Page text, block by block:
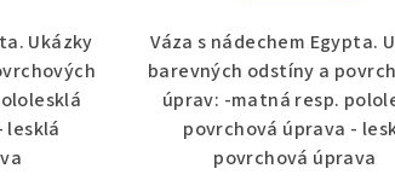
Ukázky
lesklá
Váza s nádechem Egypta.
barevných odstíny a
úprav: -matná resp.
povrchová úprava -
povrchová úprava